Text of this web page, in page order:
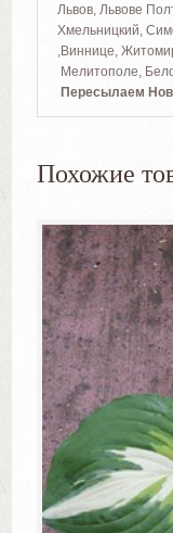
Львов, Львове
Хмельницкий,
,Виннице,
Мелитополе,
Пересылаем
Похожие